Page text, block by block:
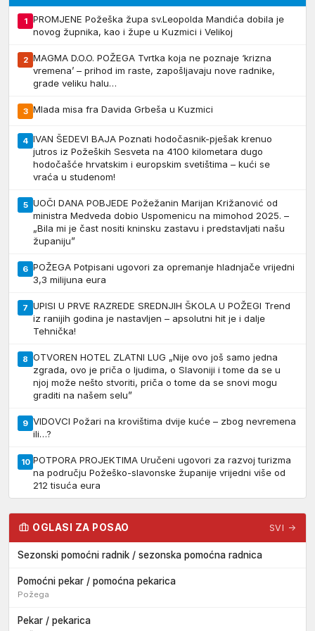
1
PROMJENE Požeška župa sv.Leopolda Mandića dobila je
novog župnika, kao i župe u Kuzmici i Velikoj
2 MAGMA D.O.O. POŽEGA Tvrtka koja ne poznaje ‘krizna
vremena’ – prihod im raste, zapošljavaju nove radnike,
grade veliku halu…
3 Mlada misa fra Davida Grbeša u Kuzmici
4 IVAN ŠEDEVI BAJA Poznati hodočasnik-pješak krenuo
jutros iz Požeških Sesveta na 4100 kilometara dugo
hodočašće hrvatskim i europskim svetištima – kući se
vraća u studenom!
5 UOČI DANA POBJEDE Požežanin Marijan Križanović od
ministra Medveda dobio Uspomenicu na mimohod 2025. –
„Bila mi je čast nositi kninsku zastavu i predstavljati našu
županiju”
6 POŽEGA Potpisani ugovori za opremanje hladnjače vrijedni
3,3 milijuna eura
7 UPISI U PRVE RAZREDE SREDNJIH ŠKOLA U POŽEGI Trend
iz ranijih godina je nastavljen – apsolutni hit je i dalje
Tehnička!
8 OTVOREN HOTEL ZLATNI LUG „Nije ovo još samo jedna
zgrada, ovo je priča o ljudima, o Slavoniji i tome da se u
njoj može nešto stvoriti, priča o tome da se snovi mogu
graditi na našem selu”
9 VIDOVCI Požari na krovištima dvije kuće – zbog nevremena
ili…?
10 POTPORA PROJEKTIMA Uručeni ugovori za razvoj turizma
na području Požeško-slavonske županije vrijedni više od
212 tisuća eura
OGLASI ZA POSAO SVI →
Sezonski pomoćni radnik / sezonska pomoćna radnica
Pomoćni pekar / pomoćna pekarica
Požega
Pekar / pekarica